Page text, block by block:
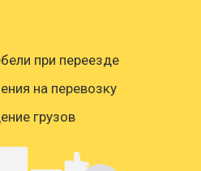
при переезде
на перевозку
грузов